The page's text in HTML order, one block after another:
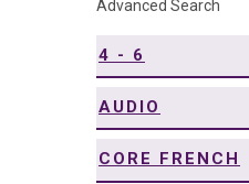
Advanced Search
4 - 6
AUDIO
CORE FRENCH